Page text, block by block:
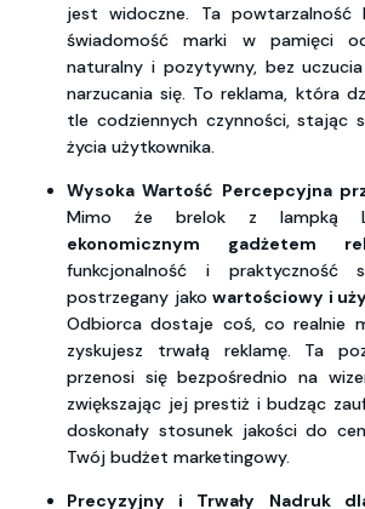
jest widoczne. Ta powtarzalność
świadomość marki w pamięci
naturalny i pozytywny, bez
narzucania się. To reklama, która
tle codziennych czynności, stając
życia użytkownika.
Wysoka Wartość Percepcyjna
Mimo że brelok z lampką
ekonomicznym gadżetem
funkcjonalność i praktyczność
postrzegany jakowartościowy i
Odbiorca dostaje coś, co realnie
zyskujesz trwałą reklamę. Ta
przenosi się bezpośrednio na
zwiększając jej prestiż i budząc
doskonały stosunek jakości do
Twój budżet marketingowy.
Precyzyjny i Trwały Nadruk